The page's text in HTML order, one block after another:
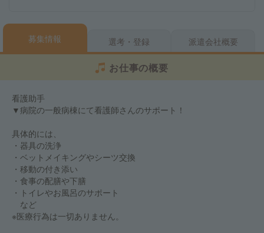
募集情報 選考・登録 派遣会社概要
お仕事の概要
看護助手
▼病院の一般病棟にて看護師さんのサポート！
具体的には、
・器具の洗浄
・ベットメイキングやシーツ交換
・移動の付き添い
・食事の配膳や下膳
・トイレやお風呂のサポート
など
※医療行為は一切ありません。